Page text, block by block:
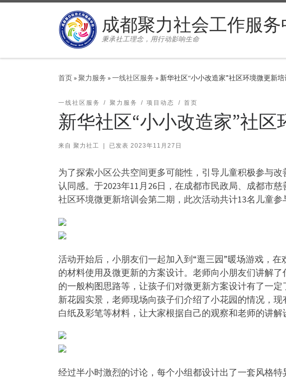
成都聚力社会工作服
秉承社工理念，用行动影响生命
首页»聚力服务 »一线社区服务 » 新华社区“小小改造家”社区环境微更新
一线社区服务 聚力服务 项目动态 首页
新华社区“小小改造家”社
来自 聚力社工 已发表 2023年11月27日
为了探索小区公共空间更多可能性，引导儿童积极参与
认同感。于2023年11月26日，在成都市民政局、成都市
社区环境微更新培训会第二期，此次活动共计13名儿童参
活动开始后，小朋友们一起加入到“逛三园”暖场游戏，
的材料使用及微更新的方案设计。老师向小朋友们讲解
的一般构图思路等，让孩子们对微更新方案设计有了一
新花园实景，老师现场向孩子们介绍了小花园的情况，
白纸及彩笔等材料，让大家根据自己的观察和老师的讲解
经过半小时激烈的讨论，每个小组都设计出了一套风格